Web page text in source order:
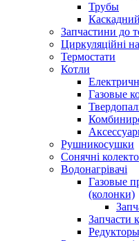
Трубы
Запчастини до
Циркуляційні
Термостати
Котли
Газовые
Рушникосушки
Сонячні
Водонагрівачі
Газовые
(колонки)
Запчасти